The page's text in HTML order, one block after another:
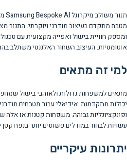
אוטומטיות. העיצוב השחור האלגנטי משתלב
למי זה מתאים
מתאים למשפחות גדולות ולאוהבי בישול
יכולות מתקדמות. אידיאלי עבור מטבחים
ופונקציונליות גבוהה. משפחות קטנות או אלה
עשויות לבחור במודלים פשוטים יותר בנפח קטן
יתרונות עיקריים